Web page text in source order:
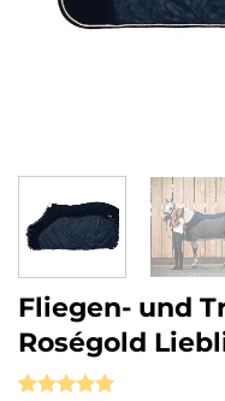
Fliegen- und
Roségold